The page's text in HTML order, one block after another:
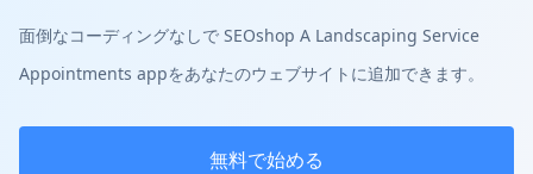
面倒なコーディングなしで SEOshop A Landscaping Service
Appointments appをあなたのウェブサイトに追加できます。
無料で始める